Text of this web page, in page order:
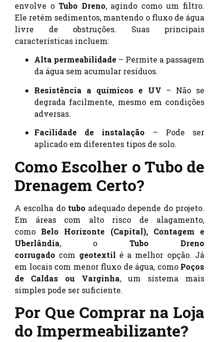
envolve o Tubo Dreno, agindo como um filtro.
Ele retém sedimentos, mantendo o fluxo de água
livre de obstruções. Suas principais
características incluem:
Alta permeabilidade – Permite a passagem
da água sem acumular resíduos.
Resistência a químicos e UV – Não se
degrada facilmente, mesmo em condições
adversas.
Facilidade de instalação – Pode ser
aplicado em diferentes tipos de solo.
Como Escolher o Tubo de
Drenagem Certo?
A escolha do tubo adequado depende do projeto.
Em áreas com alto risco de alagamento,
como Belo Horizonte (Capital), Contagem e
Uberlândia, o Tubo Dreno
corrugado com geotextil é a melhor opção. Já
em locais com menor fluxo de água, como Poços
de Caldas ou Varginha, um sistema mais
simples pode ser suficiente.
Por Que Comprar na Loja
do Impermeabilizante?